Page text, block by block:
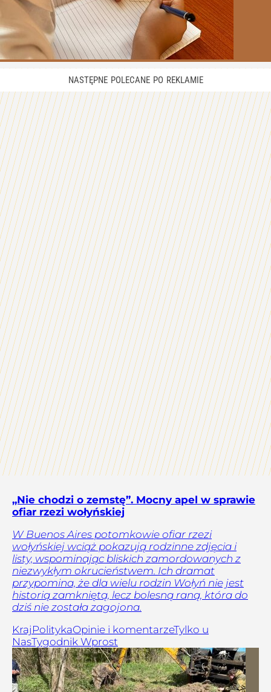
„Nie chodzi o zemstę”. Mocny apel w sprawie
ofiar rzezi wołyńskiej
W Buenos Aires potomkowie ofiar rzezi
wołyńskiej wciąż pokazują rodzinne zdjęcia i
listy, wspominając bliskich zamordowanych z
niezwykłym okrucieństwem. Ich dramat
przypomina, że dla wielu rodzin Wołyń nie jest
historią zamkniętą, lecz bolesną raną, która do
dziś nie została zagojona.
Kraj PolitykaOpinie i komentarzeTylko u
NasTygodnik Wprost